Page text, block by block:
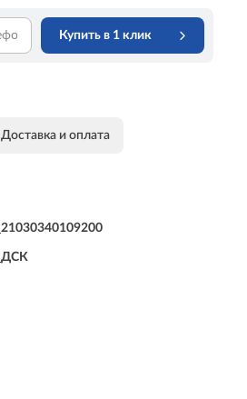
Купить в 1 клик
Доставка и оплата
21030340109200
ДСК